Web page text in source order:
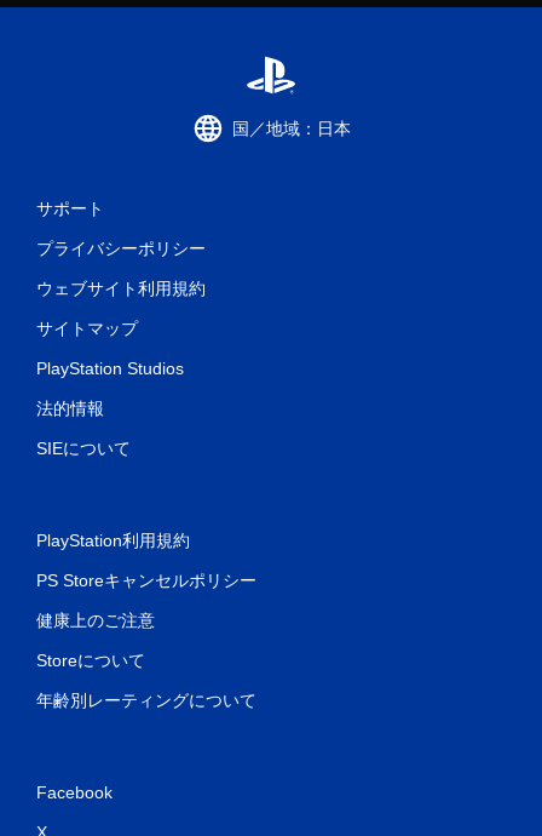
国／地域：日本
サポート
プライバシーポリシー
ウェブサイト利用規約
サイトマップ
PlayStation Studios
法的情報
SIEについて
PlayStation利用規約
PS Storeキャンセルポリシー
健康上のご注意
Storeについて
年齢別レーティングについて
Facebook